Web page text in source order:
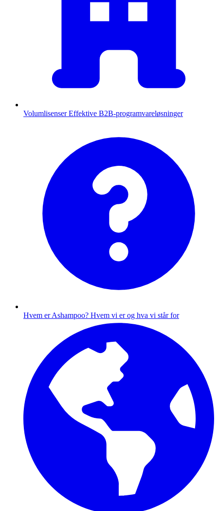
Volumlisenser Effektive B2B-programvareløsninger
Hvem er Ashampoo? Hvem vi er og hva vi står for